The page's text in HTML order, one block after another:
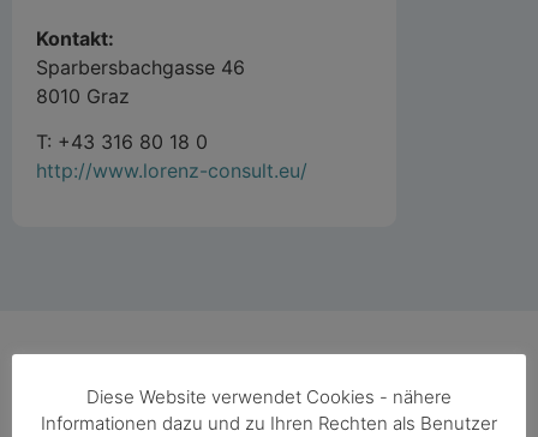
Kontakt:
Sparbersbachgasse 46
8010 Graz
T: +43 316 80 18 0
http://www.lorenz-consult.eu/
Diese Website verwendet Cookies - nähere
Informationen dazu und zu Ihren Rechten als Benutzer